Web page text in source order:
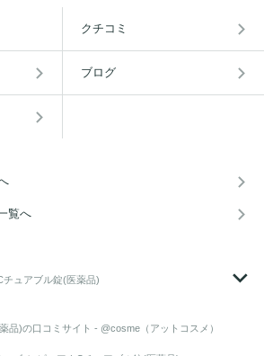
クチコミ
ブログ
覧へ
チュアブル錠(医薬品)
品)の口コミサイト - @cosme（アットコスメ）